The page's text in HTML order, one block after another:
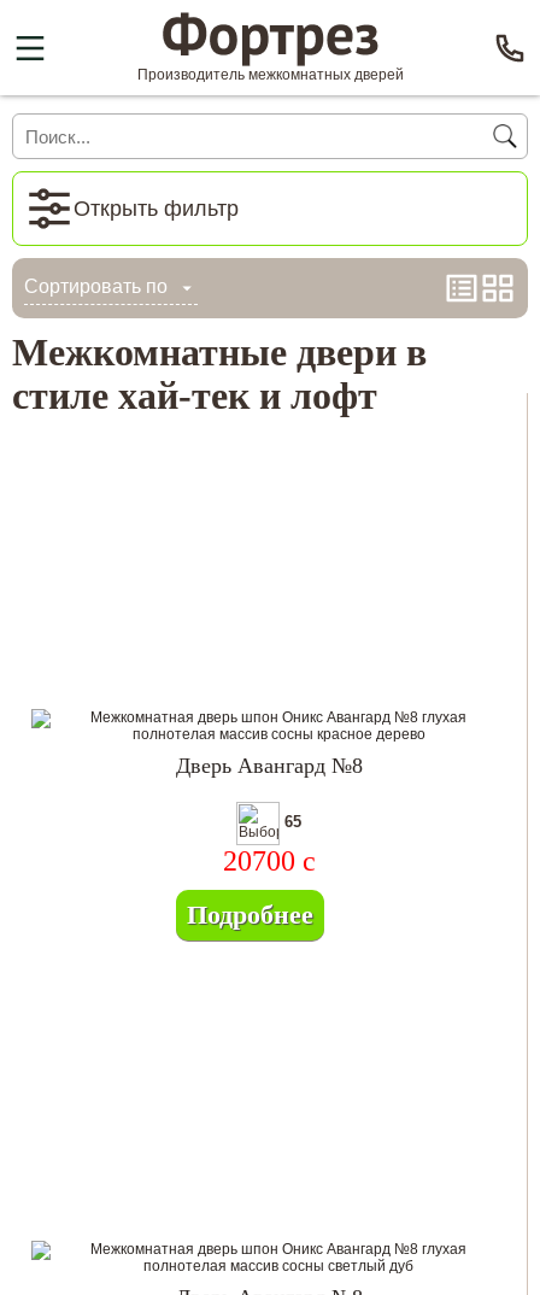
Производитель межкомнатных дверей
Открыть фильтр
Сортировать по
Межкомнатные двери в
стиле хай-тек и лофт
Дверь Авангард №8
65
20700 c
Подробнее